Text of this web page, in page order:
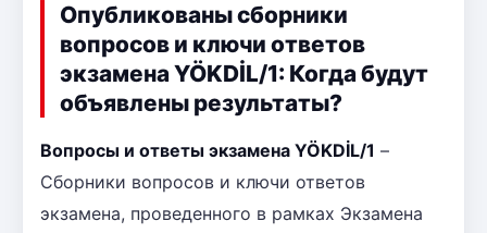
Опубликованы сборники
вопросов и ключи ответов
экзамена YÖKDİL/1: Когда будут
объявлены результаты?
Вопросы и ответы экзамена YÖKDİL/1 –
Сборники вопросов и ключи ответов
экзамена, проведенного в рамках Экзамена